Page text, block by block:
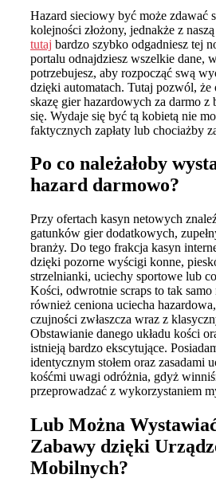
Hazard sieciowy być może zdawać
kolejności złożony, jednakże z
tutaj bardzo szybko odgadniesz tej
portalu odnajdziesz wszelkie dane,
potrzebujesz, aby rozpocząć swą
dzięki automatach. Tutaj pozwól,
skazę gier hazardowych za darmo z
się. Wydaje się być tą kobietą nie
faktycznych zapłaty lub chociażby
Po co należałoby
hazard darmowo?
Przy ofertach kasyn netowych
gatunków gier dodatkowych,
branży. Do tego frakcja kasyn
dzięki pozorne wyścigi konne,
strzelnianki, uciechy sportowe lub
Kości, odwrotnie scraps to tak
również ceniona uciecha
czujności zwłaszcza wraz z
Obstawianie danego układu kości
istnieją bardzo ekscytujące.
identycznym stołem oraz zasadami
kośćmi uwagi odróżnia, gdyż
przeprowadzać z wykorzystaniem
Lub Można
Zabawy dzięki
Mobilnych?